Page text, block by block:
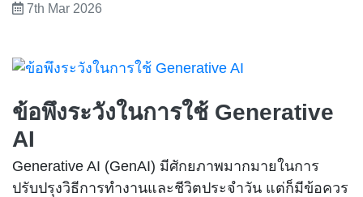
7th Mar 2026
ข้อพึงระวังในการใช้ Generative
AI
Generative AI (GenAI) มีศักยภาพมากมายในการ
ปรับปรุงวิธีการทำงานและชีวิตประจำวัน แต่ก็มีข้อควร